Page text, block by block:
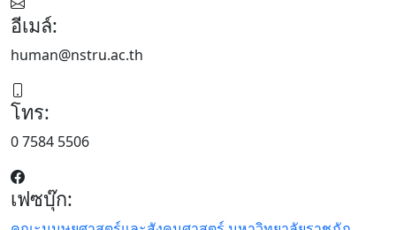
อีเมล์:
human@nstru.ac.th
โทร:
0 7584 5506
เฟซบุ๊ก: